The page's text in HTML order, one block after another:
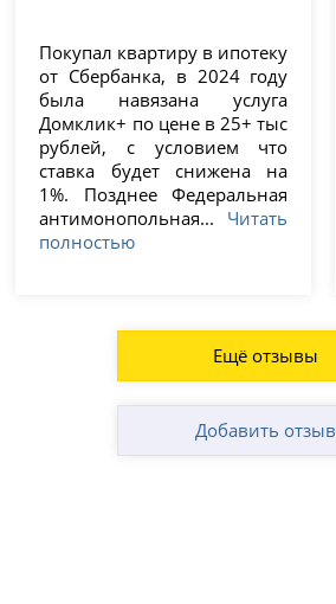
Покупал квартиру в ипотеку
от Сбербанка, в 2024 году
была навязана услуга
Домклик+ по цене в 25+ тыс
рублей, с условием что
ставка будет снижена на
1%. Позднее Федеральная
антимонопольная... Читать
полностью
Ещё отзывы
Добавить отзыв